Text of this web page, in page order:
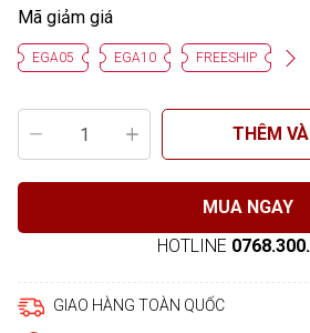
Mã giảm giá
EGA05 EGA10 FREESHIP
THÊM
MUA NGAY
HOTLINE
GIAO HÀNG TOÀN QUỐC